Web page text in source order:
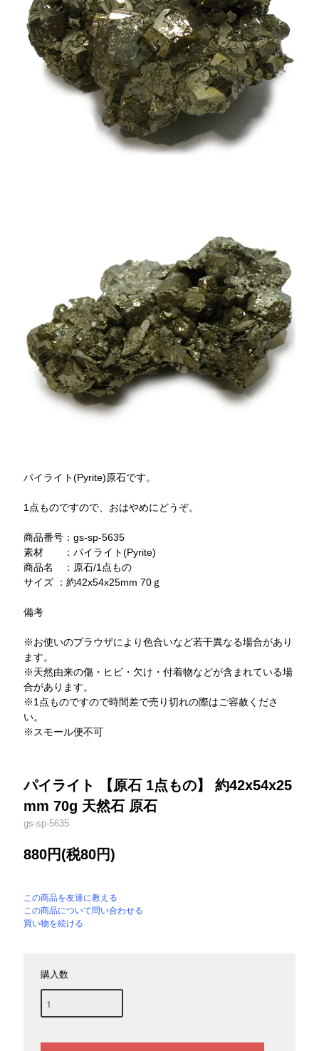
パイライト(Pyrite)原石です。
1点ものですので、おはやめにどうぞ。
商品番号：gs-sp-5635
素材 ：パイライト(Pyrite)
商品名 ：原石/1点もの
サイズ ：約42x54x25mm 70ｇ
備考
※お使いのブラウザにより色合いなど若干異なる場合があり
ます。
※天然由来の傷・ヒビ・欠け・付着物などが含まれている場
合があります。
※1点ものですので時間差で売り切れの際はご容赦くださ
い。
※スモール便不可
パイライト 【原石 1点もの】 約42x54x25
mm 70g 天然石 原石
gs-sp-5635
880円(税80円)
この商品を友達に教える
この商品について問い合わせる
買い物を続ける
購入数